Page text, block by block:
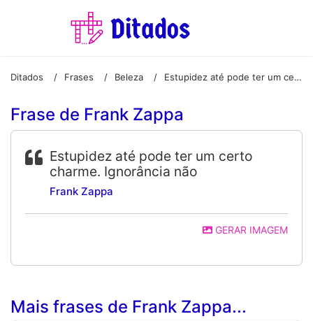
Ditados / Frases / Beleza / Estupidez até pode ter um certo charme. Ignorância não
Frase de Frank Zappa
Estupidez até pode ter um certo
charme. Ignorância não
Frank Zappa
GERAR IMAGEM
Mais frases de Frank Zappa...